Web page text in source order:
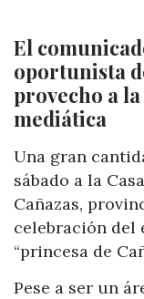
El
oportunista
provecho a
mediática
Una gran
sábado a la
Cañazas,
celebración del
“princesa de
Pese a ser un